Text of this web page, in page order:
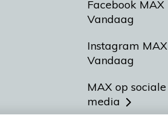
Facebook MAX
Vandaag
Instagram MAX
Vandaag
MAX op sociale
media